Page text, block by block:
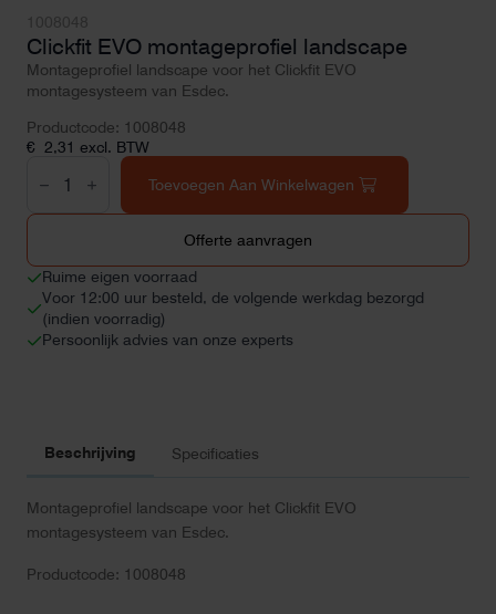
Clickfit EVO montageprofiel landscape
Montageprofiel landscape voor het Clickfit EVO
montagesysteem van Esdec.
Productcode: 1008048
€ 2,31 excl. BTW
EVO
montageprofiel
landscape
Toevoegen Aan Winkelwagen
Offerte aanvragen
Ruime eigen voorraad
Voor 12:00 uur besteld, de volgende werkdag bezorgd
(indien voorradig)
Persoonlijk advies van onze experts
Beschrijving Specificaties
Montageprofiel landscape voor het Clickfit EVO
montagesysteem van Esdec.
Productcode: 1008048